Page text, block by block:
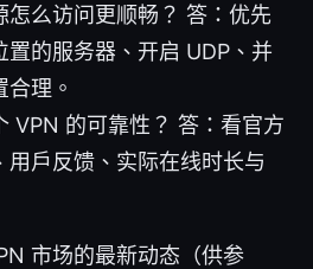
怎么访问更顺畅？ 答：优先
置的服务器、开启 UDP、并
理。
VPN 的可靠性？ 答：看官方
用户反馈、实际在线时长与
市场的最新动态（供参